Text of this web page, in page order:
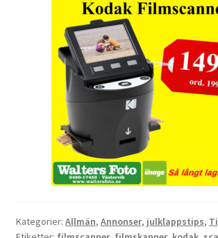
Övriga objektivtillbehör & filter
Handkikare
Tubkikare
Kikare Tillbehör
Kategorier: Allmän, Annonser, julklappstips,